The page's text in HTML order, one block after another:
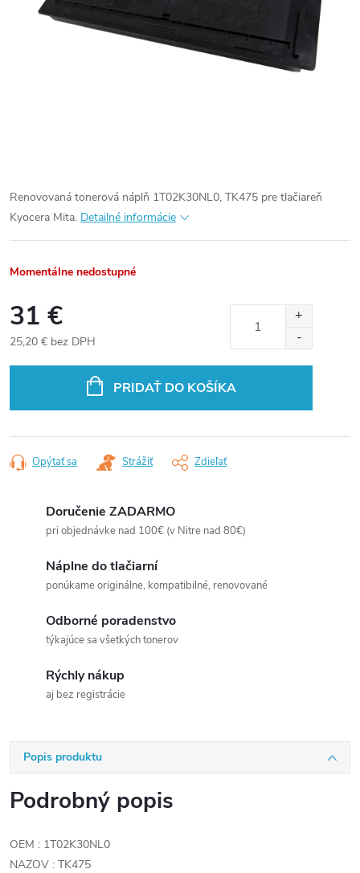
Renovovaná tonerová náplň 1T02K30NL0, TK475 pre tlačiareň
Kyocera Mita. Detailné informácie
Momentálne nedostupné
31 €
25,20 € bez DPH
PRIDAŤ DO KOŠÍKA
Opýtať sa Strážiť Zdieľať
Doručenie ZADARMO
pri objednávke nad 100€ (v Nitre nad 80€)
Náplne do tlačiarní
ponúkame originálne, kompatibilné, renovované
Odborné poradenstvo
týkajúce sa všetkých tonerov
Rýchly nákup
aj bez registrácie
Popis produktu
Podrobný popis
OEM : 1T02K30NL0
NAZOV : TK475